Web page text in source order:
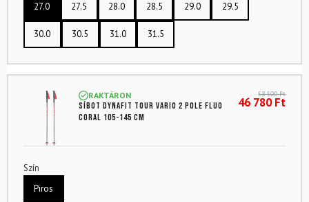
27.0
27.5 28.0 28.5 29.0 29.5
30.0 30.5 31.0 31.5
RAKTÁRON
Síbot DYNAFIT Tour Vario 2 pole Fluo
coral 105-145 cm
58 500Ft
46 780Ft
Szín
Piros